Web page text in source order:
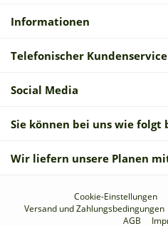
Informationen
Telefonischer Kundenservice
Social Media
Sie können bei uns wie folgt
Wir liefern unsere Planen
Cookie-Einstellungen
Versand und Zahlungsbedingungen
AGB